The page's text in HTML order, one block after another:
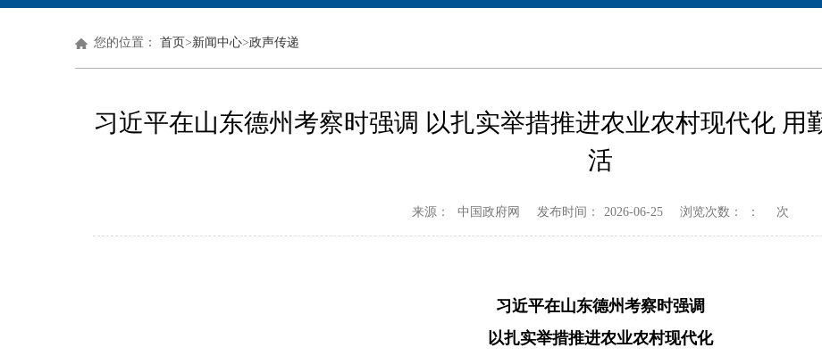
您的位置： 首页>新闻中心>政声传递
习近平在山东德州考察时强调 以扎实举措推进农业农村现代化 用
活
来源： 中国政府网 发布时间： 2026-06-25 浏览次数： ： 次
习近平在山东德州考察时强调
以扎实举措推进农业农村现代化